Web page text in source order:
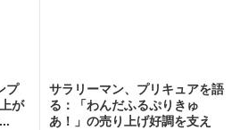
プ
が
サラリーマン、プリキュアを語
る：「わんだふるぷりきゅ
あ！」の売り上げ好調を支え